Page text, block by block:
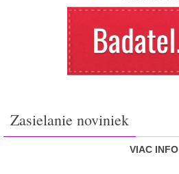
Zasielanie noviniek
VIAC INFO